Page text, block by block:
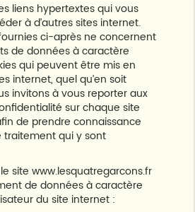
liens hypertextes qui vous
à d’autres sites internet.
ci-après ne concernent
de données à caractère
qui peuvent être mis en
internet, quel qu’en soit
invitons à vous reporter aux
sur chaque site
de prendre connaissance
traitement qui y sont
site www.lesquatregarcons.fr
de données à caractère
du site internet :